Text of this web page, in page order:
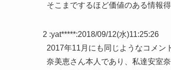
そこまでするほど価値のある情報
2 :yat*****:2018/09/12(水)11:25:26
2017年11月にも同じようなコメン
奈美恵さん本人であり、私達安室